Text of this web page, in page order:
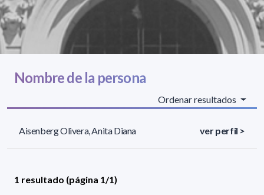
Nombre de la persona
Ordenar resultados
Aisenberg Olivera, Anita Diana ver perfil >
1 resultado (página 1/1)